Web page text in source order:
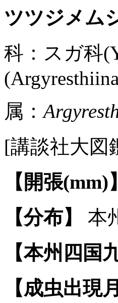
ツツジメム
科：スガ科
属：
[講談社大図
【開張(mm)】
【分布】
本
【本州四国
【成虫出現